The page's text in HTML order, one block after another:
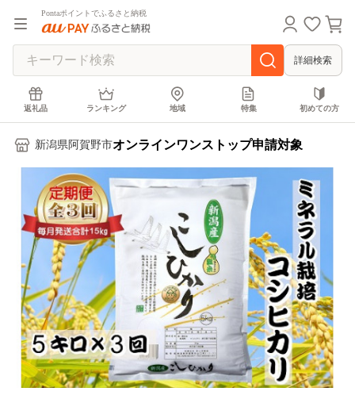
Pontaポイントでふるさと納税
詳細検索
返礼品 ランキング 地域 特集 初めての方
新潟県阿賀野市オンラインワンストップ申請対象